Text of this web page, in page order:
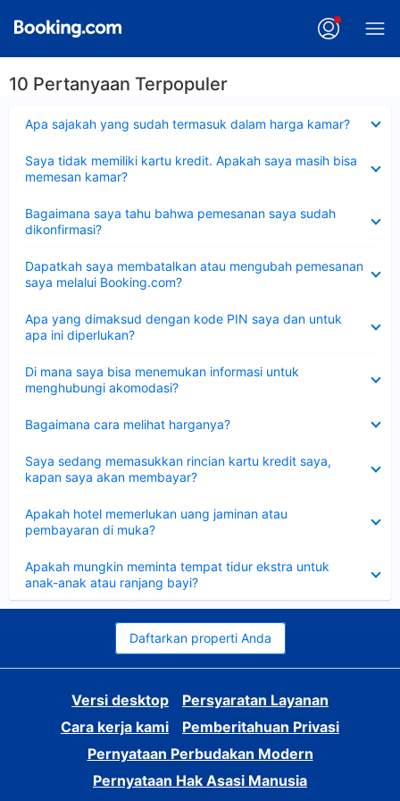
10 Pertanyaan Terpopuler
Apa sajakah yang sudah termasuk dalam harga kamar?
Saya tidak memiliki kartu kredit. Apakah saya masih bisa
memesan kamar?
Bagaimana saya tahu bahwa pemesanan saya sudah
dikonfirmasi?
Dapatkah saya membatalkan atau mengubah pemesanan
saya melalui Booking.com?
Apa yang dimaksud dengan kode PIN saya dan untuk
apa ini diperlukan?
Di mana saya bisa menemukan informasi untuk
menghubungi akomodasi?
Bagaimana cara melihat harganya?
Saya sedang memasukkan rincian kartu kredit saya,
kapan saya akan membayar?
Apakah hotel memerlukan uang jaminan atau
pembayaran di muka?
Apakah mungkin meminta tempat tidur ekstra untuk
anak-anak atau ranjang bayi?
Daftarkan properti Anda
Versi desktop
Persyaratan Layanan
Cara kerja kami
Pemberitahuan Privasi
Pernyataan Perbudakan Modern
Pernyataan Hak Asasi Manusia